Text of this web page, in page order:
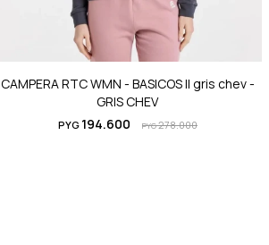
CAMPERA RTC WMN - BASICOS II gris chev -
GRIS CHEV
PYG 194.600 PYG278.000